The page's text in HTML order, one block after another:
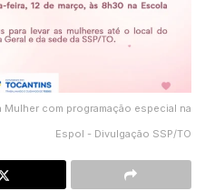
Mulher com programação especial na
Espol - Divulgação SSP/TO